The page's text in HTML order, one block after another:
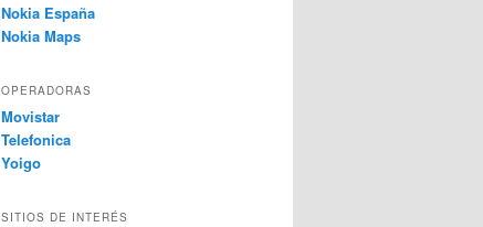
Nokia España
Nokia Maps
OPERADORAS
Movistar
Telefonica
Yoigo
SITIOS DE INTERÉS